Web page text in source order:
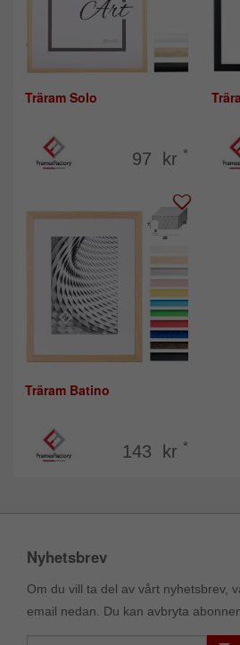
Träram Solo
97 kr *
Träram Batino
143 kr *
Nyhetsbrev
Om du vill ta del av vårt nyhetsbrev,
email nedan. Du kan avbryta